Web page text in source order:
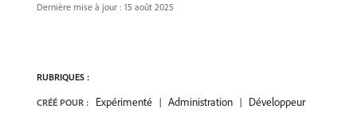
Dernière mise à jour : 15 août 2025
RUBRIQUES :
CRÉÉ POUR : Expérimenté Administration Développeur